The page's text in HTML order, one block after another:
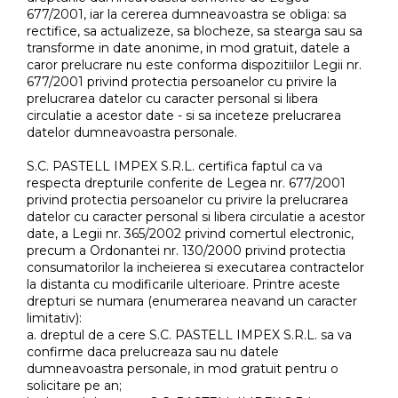
677/2001, iar la cererea dumneavoastra se obliga: sa
rectifice, sa actualizeze, sa blocheze, sa stearga sau sa
transforme in date anonime, in mod gratuit, datele a
caror prelucrare nu este conforma dispozitiilor Legii nr.
677/2001 privind protectia persoanelor cu privire la
prelucrarea datelor cu caracter personal si libera
circulatie a acestor date - si sa inceteze prelucrarea
datelor dumneavoastra personale.
S.C. PASTELL IMPEX S.R.L. certifica faptul ca va
respecta drepturile conferite de Legea nr. 677/2001
privind protectia persoanelor cu privire la prelucrarea
datelor cu caracter personal si libera circulatie a acestor
date, a Legii nr. 365/2002 privind comertul electronic,
precum a Ordonantei nr. 130/2000 privind protectia
consumatorilor la incheierea si executarea contractelor
la distanta cu modificarile ulterioare. Printre aceste
drepturi se numara (enumerarea neavand un caracter
limitativ):
a. dreptul de a cere S.C. PASTELL IMPEX S.R.L. sa va
confirme daca prelucreaza sau nu datele
dumneavoastra personale, in mod gratuit pentru o
solicitare pe an;